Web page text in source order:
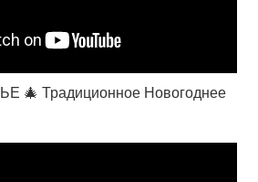
🎄 Традиционное Новогоднее